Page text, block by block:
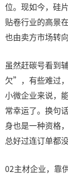
位。现如今，硅
贴卷行业的高景
也由卖方市场转
虽然赶碳号看
欠”，有些难过
小微企业来说，
常幸运了。换句
身也是一种资格
总好过连订单都
02主材企业，靠